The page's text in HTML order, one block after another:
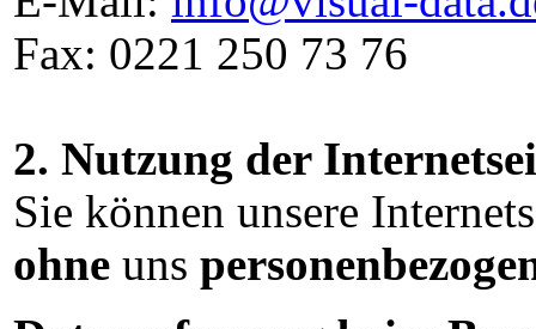
Fax: 0221 250 73 76
2. Nutzung der
Sie können unsere
ohne uns